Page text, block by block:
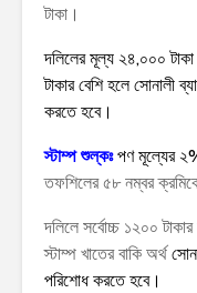
টাকা।
দলিলের মূল্য ২৪,০০০
টাকার বেশি হলে সোনালী
করতে হবে।
স্টাম্প শুল্কঃ পণ মূল্যের
তফশিলের ৫৮ নম্বর
দলিলে সর্বোচ্চ ১২০০
স্টাম্প খাতের বাকি অর্থ
পরিশোধ করতে হবে।